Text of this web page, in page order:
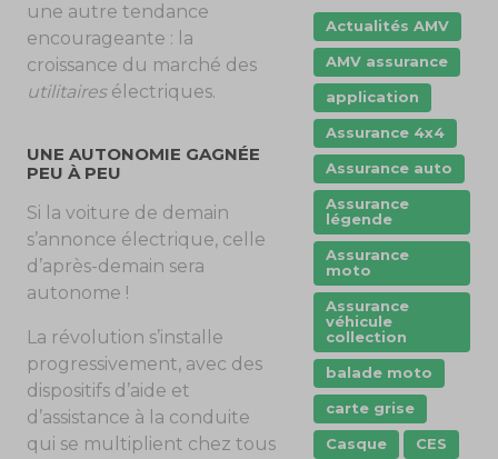
une autre tendance
encourageante : la
croissance du marché des
utilitairesélectriques.
UNE AUTONOMIE GAGNÉE
PEU À PEU
Si la voiture de demain
s’annonce électrique, celle
d’après-demain sera
autonome !
La révolution s’installe
progressivement, avec des
dispositifs d’aide et
d’assistance à la conduite
qui se multiplient chez tous
Actualités AMV
AMV assurance
application
Assurance 4x4
Assurance auto
Assurance
légende
Assurance
moto
Assurance
véhicule
collection
balade moto
carte grise
Casque
CES